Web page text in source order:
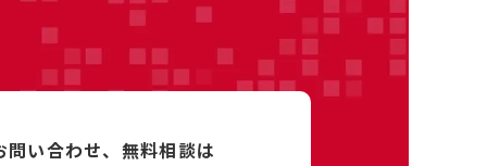
い合わせ、 無料相談は